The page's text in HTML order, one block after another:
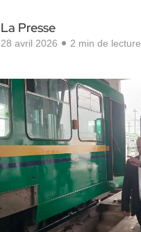
La Presse
28 avril 2026 2 min de lecture